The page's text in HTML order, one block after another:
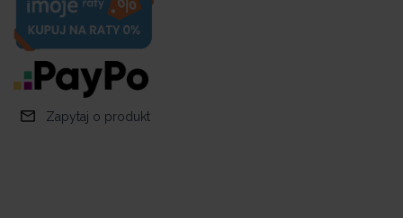
Zapytaj o produkt